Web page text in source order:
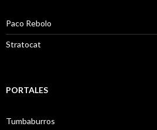
Paco Rebolo
Stratocat
PORTALES
Tumbaburros